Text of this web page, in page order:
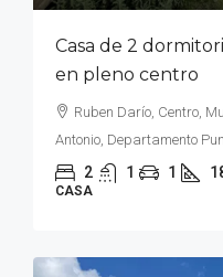
Casa de 2
en pleno centro
Ruben Darío, Centro,
Antonio, Departamento
2 1 1
CASA